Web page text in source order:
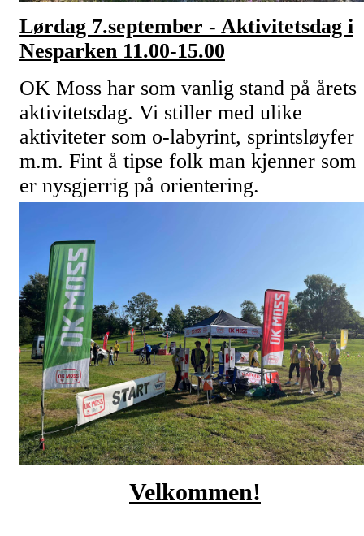
Lørdag 7.september - Aktivitetsdag i
Nesparken 11.00-15.00
OK Moss har som vanlig stand på årets
aktivitetsdag. Vi stiller med ulike
aktiviteter som o-labyrint, sprintsløyfer
m.m. Fint å tipse folk man kjenner som
er nysgjerrig på orientering.
Velkommen!